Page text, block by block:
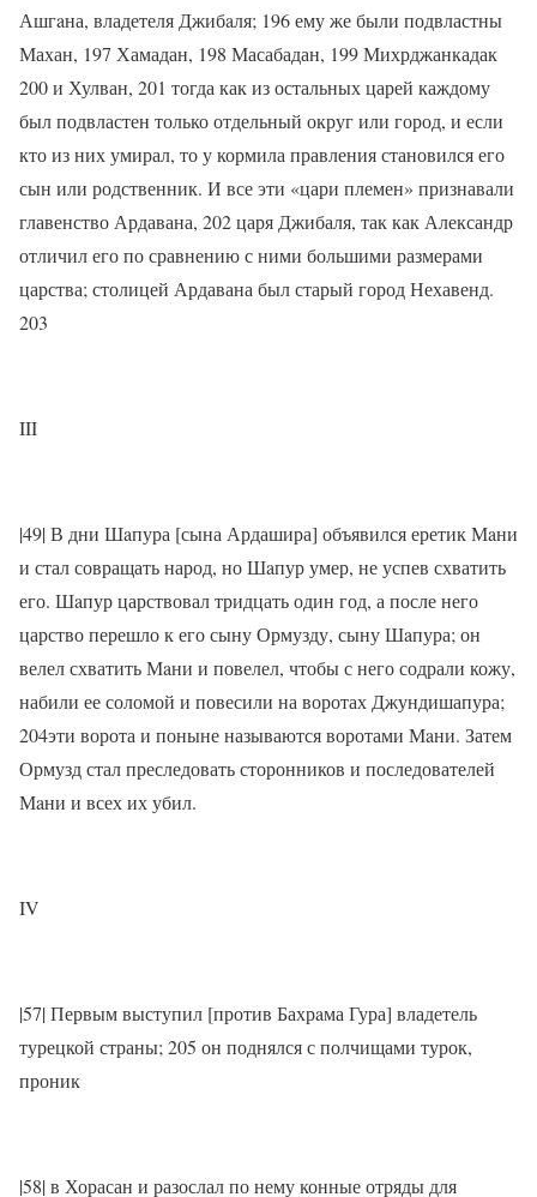
Ашгaна, владетеля Джибaля; 196 ему же были подвластны
Махан, 197 Хамадан, 198 Масабадан, 199 Михрджанкадак
200 и Хулван, 201 тогда как из остальных царей каждому
был подвластен только отдельный округ или город, и если
кто из них умирал, то у кормила правления становился его
сын или родственник. И все эти «цари племен» признавали
главенство Ардавана, 202 царя Джибаля, так как Александр
отличил его по сравнению с ними большими размерами
царства; столицей Ардавана был старый город Нехавенд.
203
III
|49| В дни Шaпура [сына Ардашира] объявился еретик Мaни
и стал совращать народ, но Шaпур умер, не успев схватить
его. Шaпур царствовал тридцать один год, а после него
царство перешло к его сыну Ормузду, сыну Шaпура; он
велел схватить Мaни и повелел, чтобы с него содрали кожу,
набили ее соломой и повесили на воротах Джундишапура;
204эти ворота и поныне называются воротами Мaни. Затем
Ормузд стал преследовать сторонников и последователей
Мaни и всех их убил.
IV
|57| Первым выступил [против Бахрaма Гура] владетель
турецкой страны; 205 он поднялся с полчищами турок,
проник
|58| в Хорасан и разослал по нему конные отряды для